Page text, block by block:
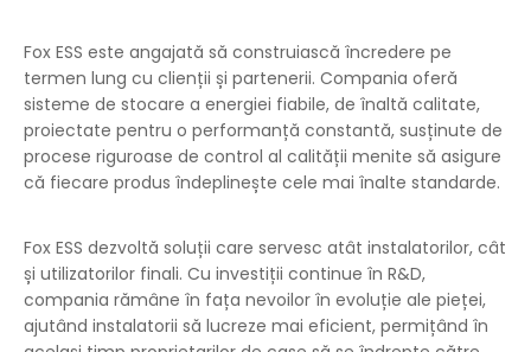
Fox ESS este angajată să construiască încredere pe
termen lung cu clienții și partenerii. Compania oferă
sisteme de stocare a energiei fiabile, de înaltă calitate,
proiectate pentru o performanță constantă, susținute de
procese riguroase de control al calității menite să asigure
că fiecare produs îndeplinește cele mai înalte standarde.
Fox ESS dezvoltă soluții care servesc atât instalatorilor, cât
și utilizatorilor finali. Cu investiții continue în R&D,
compania rămâne în fața nevoilor în evoluție ale pieței,
ajutând instalatorii să lucreze mai eficient, permițând în